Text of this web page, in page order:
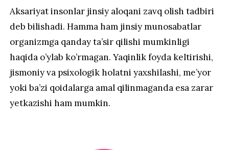
Aksariyat insonlar jinsiy aloqani zavq olish tadbiri
deb bilishadi. Hamma ham jinsiy munosabatlar
organizmga qanday ta’sir qilishi mumkinligi
haqida o’ylab ko’rmagan. Yaqinlik foyda keltirishi,
jismoniy va psixologik holatni yaxshilashi, me’yor
yoki ba’zi qoidalarga amal qilinmaganda esa zarar
yetkazishi ham mumkin.